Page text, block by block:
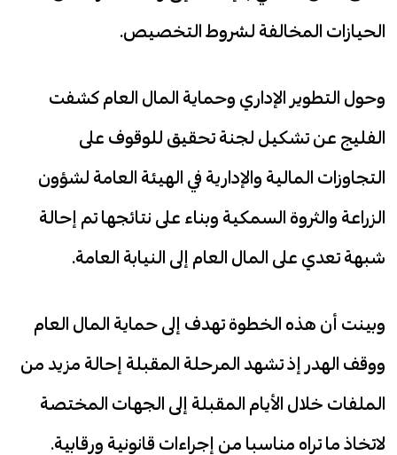
الحيازات المخالفة لشروط التخصيص.
وحول التطوير الإداري وحماية المال العام كشفت
الفليج عن تشكيل لجنة تحقيق للوقوف على
التجاوزات المالية والإدارية في الهيئة العامة لشؤون
الزراعة والثروة السمكية وبناء على نتائجها تم إحالة
شبهة تعدي على المال العام إلى النيابة العامة.
وبينت أن هذه الخطوة تهدف إلى حماية المال العام
ووقف الهدر إذ تشهد المرحلة المقبلة إحالة مزيد من
الملفات خلال الأيام المقبلة إلى الجهات المختصة
لاتخاذ ما تراه مناسبا من إجراءات قانونية ورقابية.